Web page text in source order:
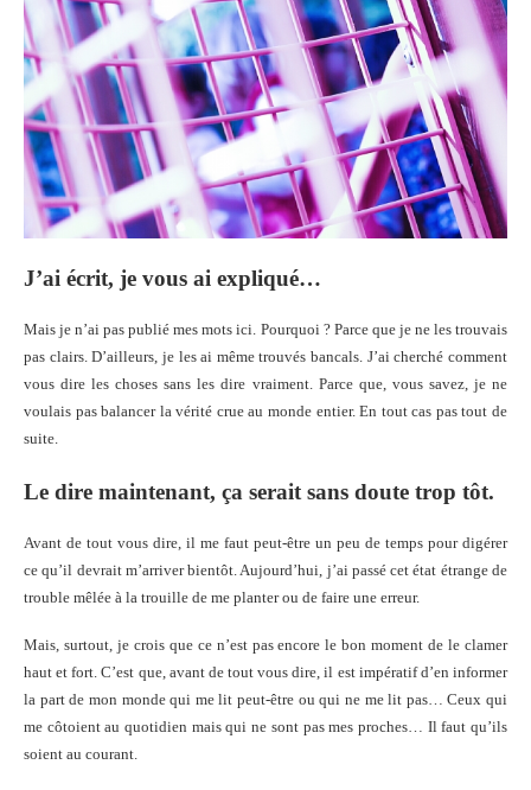
J’ai écrit, je vous ai expliqué…
Mais je n’ai pas publié mes mots ici. Pourquoi ? Parce que je ne les trouvais
pas clairs. D’ailleurs, je les ai même trouvés bancals. J’ai cherché comment
vous dire les choses sans les dire vraiment. Parce que, vous savez, je ne
voulais pas balancer la vérité crue au monde entier. En tout cas pas tout de
suite.
Le dire maintenant, ça serait sans doute trop tôt.
Avant de tout vous dire, il me faut peut-être un peu de temps pour digérer
ce qu’il devrait m’arriver bientôt. Aujourd’hui, j’ai passé cet état étrange de
trouble mêlée à la trouille de me planter ou de faire une erreur.
Mais, surtout, je crois que ce n’est pas encore le bon moment de le clamer
haut et fort. C’est que, avant de tout vous dire, il est impératif d’en informer
la part de mon monde qui me lit peut-être ou qui ne me lit pas… Ceux qui
me côtoient au quotidien mais qui ne sont pas mes proches… Il faut qu’ils
soient au courant.